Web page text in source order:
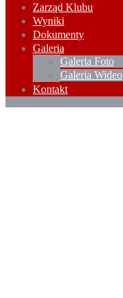
Zarząd Klubu
Wyniki
Dokumenty
Galeria
Galeria Foto
Galeria Wideo
Kontakt